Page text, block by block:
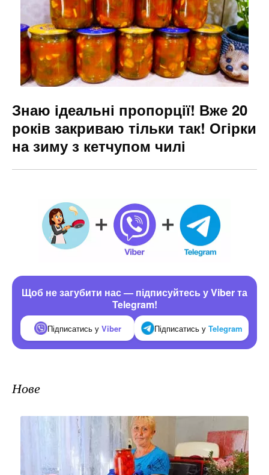
Знаю ідеальні пропорції! Вже 20
років закриваю тільки так! Огірки
на зиму з кетчупом чилі
Щоб не загубити нас — підписуйтесь у Viber та
Telegram!
Підписатись у Viber Підписатись у Telegram
Нове